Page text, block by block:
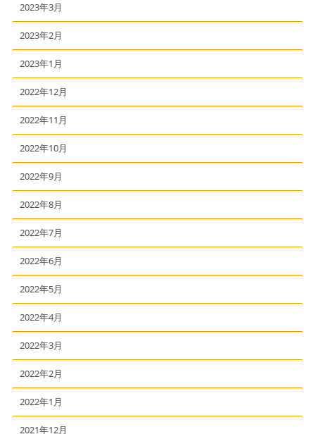
2023年3月
2023年2月
2023年1月
2022年12月
2022年11月
2022年10月
2022年9月
2022年8月
2022年7月
2022年6月
2022年5月
2022年4月
2022年3月
2022年2月
2022年1月
2021年12月